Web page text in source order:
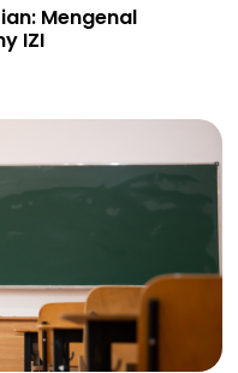
Mengenal
IZI